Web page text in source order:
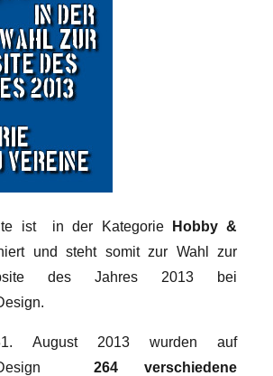
ist in der KategorieHobby &
und steht somit zur Wahl zur
des Jahres 2013 bei
August 2013 wurden auf
264 verschiedene